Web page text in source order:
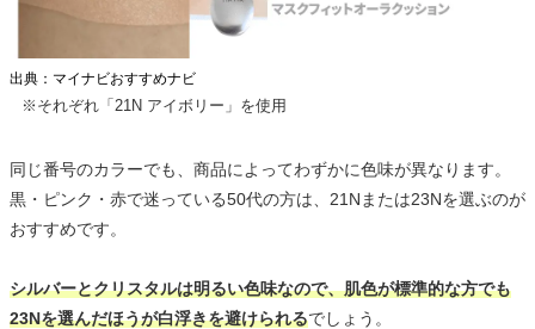
出典：マイナビおすすめナビ
※それぞれ「21N アイボリー」を使用
同じ番号のカラーでも、商品によってわずかに色味が異なります。
黒・ピンク・赤で迷っている50代の方は、21Nまたは23Nを選ぶのが
おすすめです。
シルバーとクリスタルは明るい色味なので、肌色が標準的な方でも
23Nを選んだほうが白浮きを避けられるでしょう。